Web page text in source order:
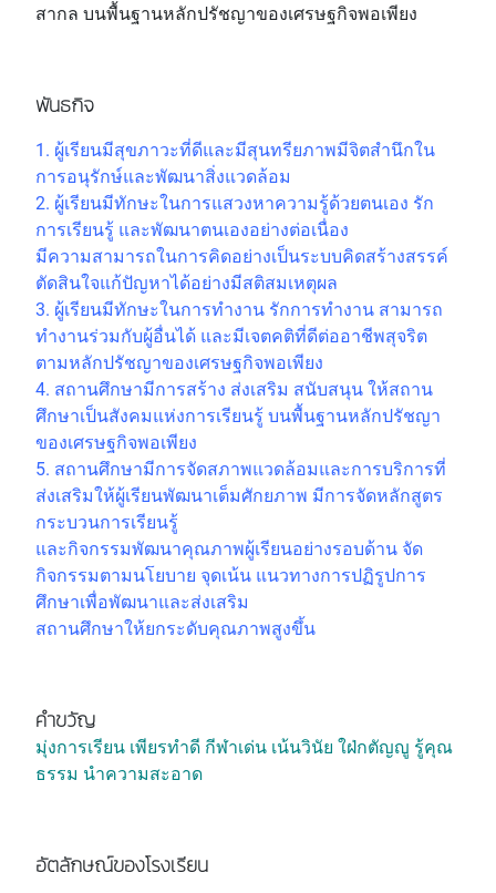
สากล บนพื้นฐานหลักปรัชญาของเศรษฐกิจพอเพียง
พันธกิจ
1. ผู้เรียนมีสุขภาวะที่ดีและมีสุนทรียภาพมีจิตสำนึกใน
การอนุรักษ์และพัฒนาสิ่งแวดล้อม
2. ผู้เรียนมีทักษะในการแสวงหาความรู้ด้วยตนเอง รัก
การเรียนรู้ และพัฒนาตนเองอย่างต่อเนื่อง
มีความสามารถในการคิดอย่างเป็นระบบคิดสร้างสรรค์
ตัดสินใจแก้ปัญหาได้อย่างมีสติสมเหตุผล
3. ผู้เรียนมีทักษะในการทำงาน รักการทำงาน สามารถ
ทำงานร่วมกับผู้อื่นได้ และมีเจตคติที่ดีต่ออาชีพสุจริต
ตามหลักปรัชญาของเศรษฐกิจพอเพียง
4. สถานศึกษามีการสร้าง ส่งเสริม สนับสนุน ให้สถาน
ศึกษาเป็นสังคมแห่งการเรียนรู้ บนพื้นฐานหลักปรัชญา
ของเศรษฐกิจพอเพียง
5. สถานศึกษามีการจัดสภาพแวดล้อมและการบริการที่
ส่งเสริมให้ผู้เรียนพัฒนาเต็มศักยภาพ มีการจัดหลักสูตร
กระบวนการเรียนรู้
และกิจกรรมพัฒนาคุณภาพผู้เรียนอย่างรอบด้าน จัด
กิจกรรมตามนโยบาย จุดเน้น แนวทางการปฏิรูปการ
ศึกษาเพื่อพัฒนาและส่งเสริม
สถานศึกษาให้ยกระดับคุณภาพสูงขึ้น
คำขวัญ
มุ่งการเรียน เพียรทำดี กีฬาเด่น เน้นวินัย ใฝ่กตัญญู รู้คุณ
ธรรม นำความสะอาด
อัตลักษณ์ของโรงเรียน